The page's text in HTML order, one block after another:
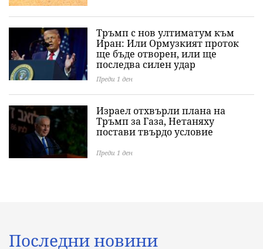
Тръмп с нов ултиматум към
Иран: Или Ормузкият проток
ще бъде отворен, или ще
последва силен удар
Преди 1 ден
Израел отхвърли плана на
Тръмп за Газа, Нетаняху
постави твърдо условие
Преди 1 ден
Последни новини